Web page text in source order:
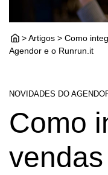
> Artigos > Como
Agendor e o Runrun.it
NOVIDADES DO
Como